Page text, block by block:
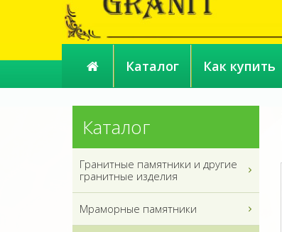
Каталог Как купить
Каталог
Гранитные памятники и другие
гранитные изделия
Мраморные памятники